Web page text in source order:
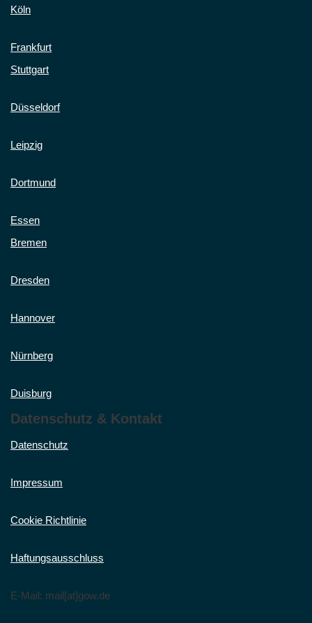
Köln
Frankfurt
Stuttgart
Düsseldorf
Leipzig
Dortmund
Essen
Bremen
Dresden
Hannover
Nürnberg
Duisburg
Datenschutz & Kontakt
Datenschutz
Impressum
Cookie Richtlinie
Haftungsausschluss
E-Mail: mail[at]gow.de